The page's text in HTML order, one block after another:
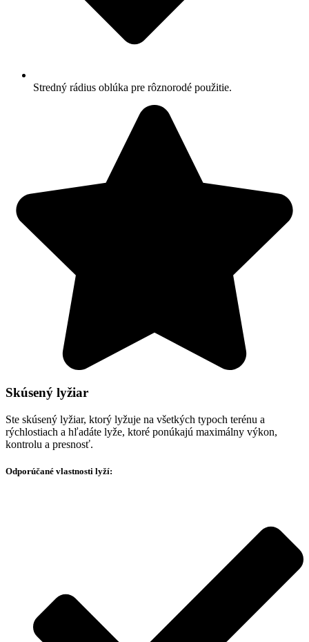
Stredný rádius oblúka pre rôznorodé použitie.
Skúsený lyžiar
Ste skúsený lyžiar, ktorý lyžuje na všetkých typoch terénu a
rýchlostiach a hľadáte lyže, ktoré ponúkajú maximálny výkon,
kontrolu a presnosť.
Odporúčané vlastnosti lyží: